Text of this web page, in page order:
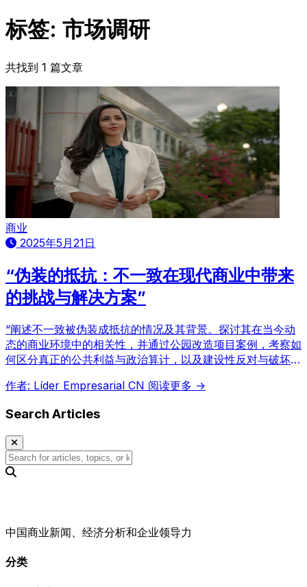
标签: 市场调研
共找到 1 篇文章
商业
2025年5月21日
“伪装的抵抗：不一致在现代商业中带来
的挑战与解决方案”
“阐述不一致被伪装成抵抗的情况及其背景。探讨其在当今动
态的商业环境中的相关性，并通过公园改造项目案例，考察如
何区分真正的公共利益与政治算计，以及建设性反对与破坏性
作者: Líder Empresarial CN 阅读更多 →
Search Articles
中国商业新闻、经济分析和企业领导力
分类